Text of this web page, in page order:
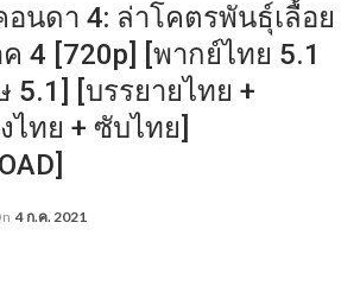
นดา 4: ล่าโคตรพันธุ์เลื้อย
4 [720p] [พากย์ไทย 5.1
5.1] [บรรยายไทย +
ไทย + ซับไทย]
4 ก.ค. 2021